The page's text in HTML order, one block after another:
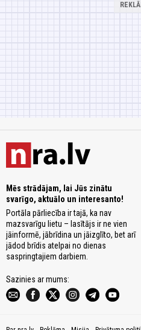
Mēs strādājam, lai Jūs zinātu
svarīgo, aktuālo un interesanto!
Portāla pārliecība ir tajā, ka nav
mazsvarīgu lietu – lasītājs ir ne vien
jāinformē, jābrīdina un jāizglīto, bet arī
jādod brīdis atelpai no dienas
saspringtajiem darbiem.
Sazinies ar mums: